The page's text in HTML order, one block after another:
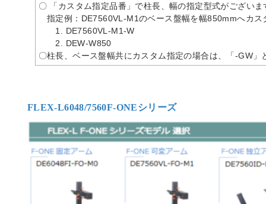
〇 「カスタム指定品番」で柱長、幅の指定型式がござい
指定例：DE7560VL-M1のベース盤幅を幅850mmへカス
1. DE7560VL-M1-W
2. DEW-W850
〇柱長、ベース盤幅共にカスタム指定の場合は、「-GW」
FLEX-L6048/7560F-ONEシリーズ